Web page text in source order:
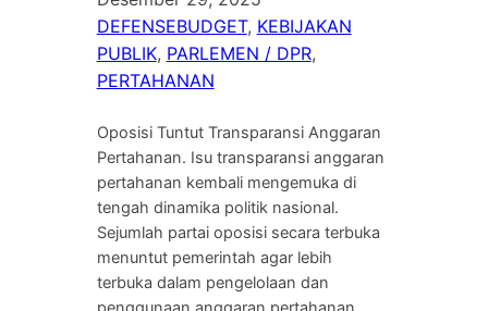
DEFENSEBUDGET, KEBIJAKAN
PUBLIK, PARLEMEN / DPR
PERTAHANAN
Oposisi Tuntut Transparansi Anggaran
Pertahanan. Isu transparansi anggaran
pertahanan kembali mengemuka di
tengah dinamika politik nasional.
Sejumlah partai oposisi secara terbuka
menuntut pemerintah agar lebih
terbuka dalam pengelolaan dan